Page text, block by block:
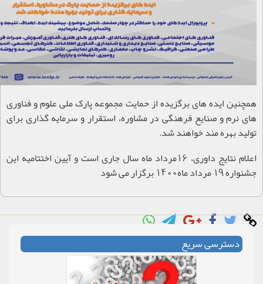
همچنین ایده های برگزیده از حمایت مجموعه پارک ملی علوم و فناوری
های نرم و صنایع فرهنگی در مشاوره، استقرار و سرمایه گذاری برای
تولید بهره مند خواهند شد.
اعلام نتایج داوری، 16مرداد ماه سال جاری است و آیین اختتامیه این
جشنواره 19 مرداد ماه1400 برگزار می شود
دسترسی سریع